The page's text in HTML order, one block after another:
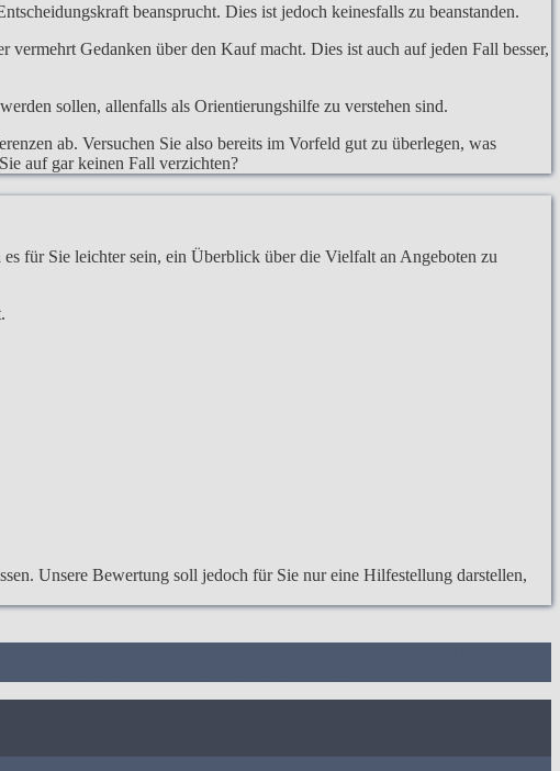
beansprucht. Dies ist jedoch keinesfalls zu beanstanden.
Gedanken über den Kauf macht. Dies ist auch auf jeden Fall besser,
sollen, allenfalls als Orientierungshilfe zu verstehen sind.
ab. Versuchen Sie also bereits im Vorfeld gut zu überlegen, was
auf gar keinen Fall verzichten?
für Sie leichter sein, ein Überblick über die Vielfalt an Angeboten zu
Unsere Bewertung soll jedoch für Sie nur eine Hilfestellung darstellen,